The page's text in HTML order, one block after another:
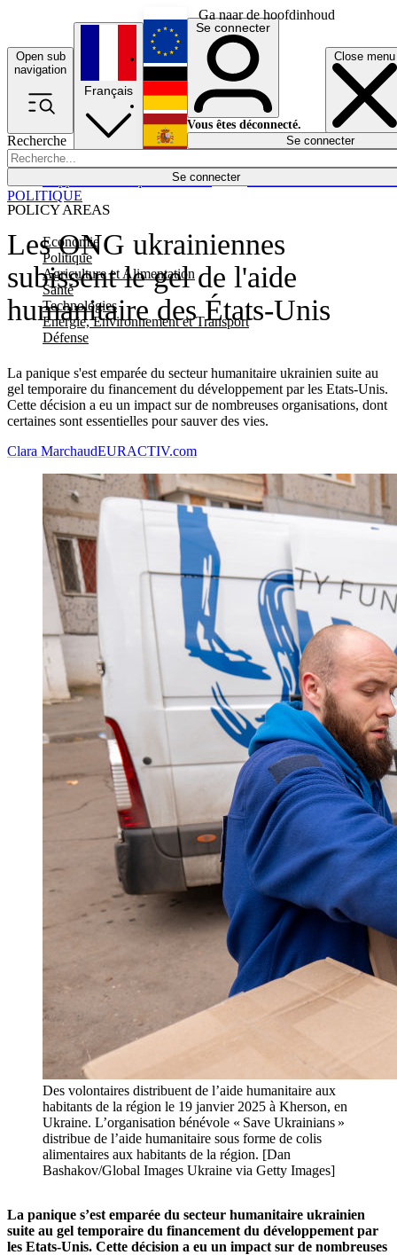
Ga naar de hoofdinhoud
Open sub
navigation
Close menu
Recherche
Se connecter
POLICY AREAS
Economie
Politique
Agriculture et Alimentation
Santé
Technologies
Energie, Environnement et Transport
Défense
Économie
Français
English
Deutsch
Español
Se connecter
Vous êtes déconnecté.
Se connecter
Les ONG ukrainiennes
subissent le gel de l'aide
humanitaire des États-Unis
La panique s'est emparée du secteur humanitaire ukrainien suite au
gel temporaire du financement du développement par les Etats-Unis.
Cette décision a eu un impact sur de nombreuses organisations, dont
certaines sont essentielles pour sauver des vies.
POLITIQUE
Clara MarchaudEURACTIV.com
Des volontaires distribuent de l’aide humanitaire aux
habitants de la région le 19 janvier 2025 à Kherson, en
Ukraine. L’organisation bénévole « Save Ukrainians »
distribue de l’aide humanitaire sous forme de colis
alimentaires aux habitants de la région. [Dan
Bashakov/Global Images Ukraine via Getty Images]
La panique s’est emparée du secteur humanitaire ukrainien
suite au gel temporaire du financement du développement par
les Etats-Unis. Cette décision a eu un impact sur de nombreuses